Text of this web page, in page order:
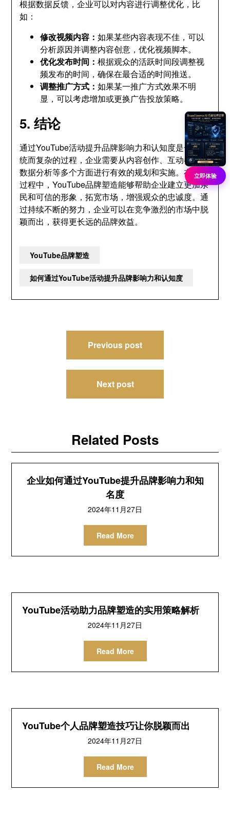
根据数据反馈，企业可以对内容进行调整优化，比
如：
修改视频内容：如果某些内容表现不佳，可以
分析原因并调整内容创意，优化视频脚本。
优化发布时间：根据观众的活跃时间段调整视
频发布的时间，确保在最合适的时间推送。
调整推广方式：如果某一推广方式效果不明
显，可以考虑增加或更换广告投放策略。
5. 结论
通过YouTube活动提升品牌影响力和认知度是一个系
统而复杂的过程，企业需要从内容创作、互动参与、
数据分析等多个方面进行有效的规划和实施。在这个
过程中，YouTube品牌塑造能够帮助企业建立更加亲
民和可信的形象，拓宽市场，增强观众的忠诚度。通
过持续不断的努力，企业可以在竞争激烈的市场中脱
颖而出，获得更长远的品牌效益。
YouTube品牌塑造
如何通过YouTube活动提升品牌影响力和认知度
Previous post
Next post
Related Posts
企业如何通过YouTube提升品牌影响力和知
名度
2024年11月27日
Read More
YouTube活动助力品牌塑造的实用策略解析
2024年11月27日
Read More
YouTube个人品牌塑造技巧让你脱颖而出
2024年11月27日
Read More
立即体验